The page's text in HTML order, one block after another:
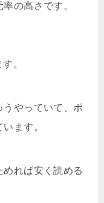
の高さです。
。
うやっていて、ポ
ます。
れば安く読める